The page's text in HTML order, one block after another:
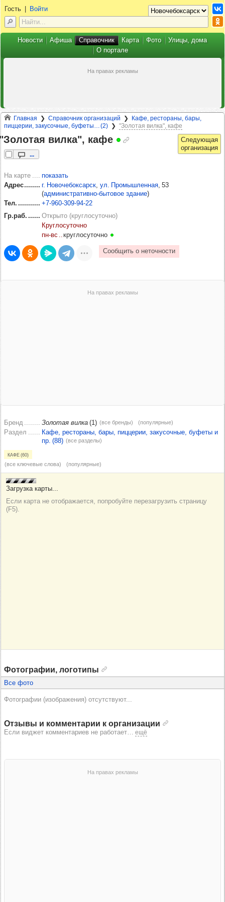
Главная Справочник организаций
Кафе, рестораны, бары,
пиццерии, закусочные, буфеты… (2)
"Золотая вилка", кафе
вилка", кафе
...
На карте
показать
Адрес
г. Новочебоксарск ул. Промышленная , 53
(административно-бытовое здание)
Тел.
+7‑960‑309‑94‑22
Гр.раб.
Открыто (круглосуточно)
круглосуточно
пн‑вс
круглосуточно
Бренд Золотая вилка (1) (все бренды) (популярные)
Раздел
Кафе, рестораны, бары, пиццерии, закусочные, буфеты и
пр. (88) (все разделы)
Кафе (60)
(все ключевые слова) (популярные)
Фотографии, логотипы
Все фото
Фотографии (изображения) отсутствуют...
Отзывы и комментарии к организации
Если виджет комментариев не работает… ещё
Гость| Войти
Новости Афиша Справочник Карта Фото
Улицы, дома
О портале